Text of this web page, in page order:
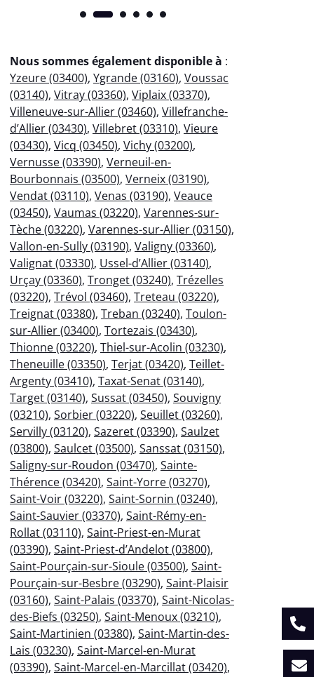
Nous sommes également disponible à :
Yzeure (03400), Ygrande (03160), Voussac
(03140), Vitray (03360), Viplaix (03370),
Villeneuve-sur-Allier (03460), Villefranche-
d’Allier (03430), Villebret (03310), Vieure
(03430), Vicq (03450), Vichy (03200),
Vernusse (03390), Verneuil-en-
Bourbonnais (03500), Verneix (03190),
Vendat (03110), Venas (03190), Veauce
(03450), Vaumas (03220), Varennes-sur-
Tèche (03220), Varennes-sur-Allier (03150),
Vallon-en-Sully (03190), Valigny (03360),
Valignat (03330), Ussel-d’Allier (03140),
Urçay (03360), Tronget (03240), Trézelles
(03220), Trévol (03460), Treteau (03220),
Treignat (03380), Treban (03240), Toulon-
sur-Allier (03400), Tortezais (03430),
Thionne (03220), Thiel-sur-Acolin (03230),
Theneuille (03350), Terjat (03420), Teillet-
Argenty (03410), Taxat-Senat (03140),
Target (03140), Sussat (03450), Souvigny
(03210), Sorbier (03220), Seuillet (03260),
Servilly (03120), Sazeret (03390), Saulzet
(03800), Saulcet (03500), Sanssat (03150),
Saligny-sur-Roudon (03470), Sainte-
Thérence (03420), Saint-Yorre (03270),
Saint-Voir (03220), Saint-Sornin (03240),
Saint-Sauvier (03370), Saint-Rémy-en-
Rollat (03110), Saint-Priest-en-Murat
(03390), Saint-Priest-d’Andelot (03800),
Saint-Pourçain-sur-Sioule (03500), Saint-
Pourçain-sur-Besbre (03290), Saint-Plaisir
(03160), Saint-Palais (03370), Saint-Nicolas-
des-Biefs (03250), Saint-Menoux (03210),
Saint-Martinien (03380), Saint-Martin-des-
Lais (03230), Saint-Marcel-en-Murat
(03390), Saint-Marcel-en-Marcillat (03420),